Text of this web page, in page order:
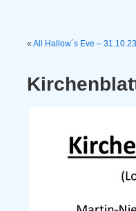
« All Hallow´s Eve –